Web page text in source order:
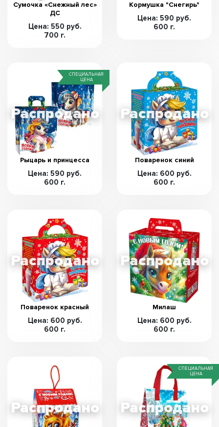
Сумочка «Снежный лес»
ДС
Цена: 550 руб.
700 г.
Кормушка "Снегирь"
Цена: 590 руб.
600 г.
СПЕЦИАЛЬНАЯ
ЦЕНА
Рыцарь и принцесса
Цена: 590 руб.
600 г.
Поваренок синий
Цена: 600 руб.
600 г.
Поваренок красный
Цена: 600 руб.
600 г.
Милаш
Цена: 600 руб.
600 г.
СПЕЦИАЛЬНАЯ
ЦЕНА